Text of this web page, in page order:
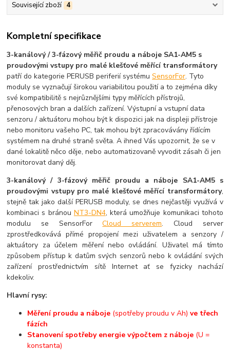
Související zboží 4
Kompletní specifikace
3-kanálový / 3-fázový měřič proudu a náboje SA1-AM5 s
proudovými vstupy pro malé klešťové měřící transformátory
patří do kategorie PERUSB periferií systémuSensorFor. Tyto
moduly se vyznačují širokou variabilitou použití a to zejména díky
své kompatibilitě s nejrůznějšími typy měřících přístrojů,
přenosových bran a dalších zařízení. Výstupní a vstupní data
senzoru / aktuátoru mohou být k dispozici jak na displeji přístroje
nebo monitoru vašeho PC, tak mohou být zpracovávány řídícím
systémem na druhé straně světa. A ihned Vás upozornit, že se v
dané lokalitě něco děje, nebo automatizovaně vyvodit zásah či jen
monitorovat daný děj.
3-kanálový / 3-fázový měřič proudu a náboje SA1-AM5 s
proudovými vstupy pro malé klešťové měřící transformátory,
stejně tak jako další PERUSB moduly, se dnes nejčastěji využívá v
kombinaci s bránou NT3-DN4, která umožňuje komunikaci tohoto
modulu se SensorForCloud serverem. Cloud server
zprostředkovává přímé propojení mezi uživatelem a senzory /
aktuátory za účelem měření nebo ovládání. Uživatel má tímto
způsobem přístup k datům svých senzorů nebo k ovládání svých
zařízení prostřednictvím sítě Internet ať se fyzicky nachází
kdekoliv.
Hlavní rysy:
Měření proudu a náboje (spotřeby proudu v Ah) ve třech
fázích
Stanovení spotřeby energie výpočtem z náboje (U =
konstanta)